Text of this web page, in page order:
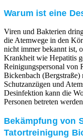
Warum ist eine
Viren und Bakterien
die Atemwege in den
nicht immer bekannt ist,
Krankheit wie Hepatitis
Reinigungspersonal von
Bickenbach (Bergstraße)
Schutzanzügen und
Desinfektion kann die
Personen betreten
Bekämpfung von
Tatortreinigung